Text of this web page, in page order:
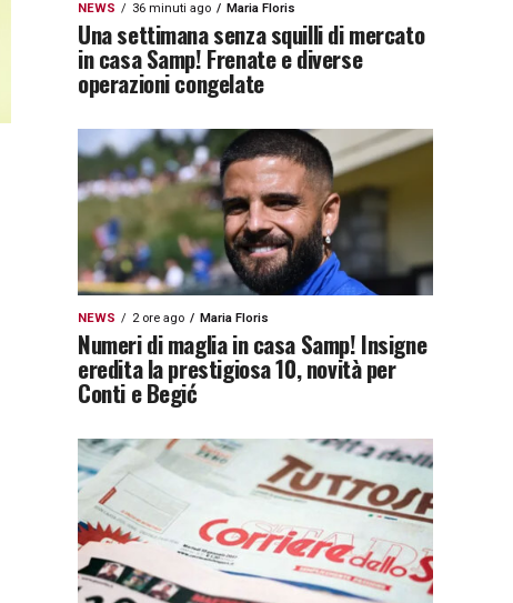
NEWS 36 minuti ago Maria Floris
Una settimana senza squilli di mercato
in casa Samp! Frenate e diverse
operazioni congelate
NEWS 2 ore ago Maria Floris
Numeri di maglia in casa Samp! Insigne
eredita la prestigiosa 10, novità per
Conti e Begić